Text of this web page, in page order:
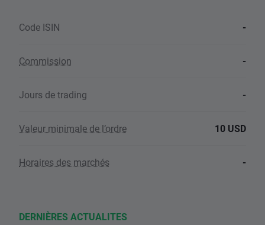
Code ISIN -
Commission -
Jours de trading -
Valeur minimale de l’ordre 10 USD
Horaires des marchés -
DERNIÈRES ACTUALITES